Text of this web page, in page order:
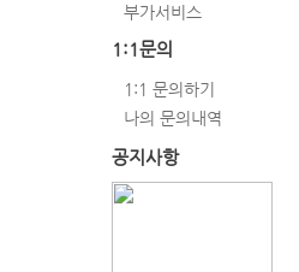
부가서비스
1:1문의
1:1 문의하기
나의 문의내역
공지사항